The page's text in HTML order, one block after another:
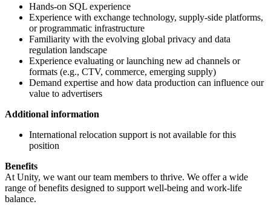
Hands-on SQL experience
Experience with exchange technology, supply-side platforms,
or programmatic infrastructure
Familiarity with the evolving global privacy and data
regulation landscape
Experience evaluating or launching new ad channels or
formats (e.g., CTV, commerce, emerging supply)
Demand expertise and how data production can influence our
value to advertisers
Additional information
International relocation support is not available for this
position
Benefits
At Unity, we want our team members to thrive. We offer a wide
range of benefits designed to support well-being and work-life
balance.